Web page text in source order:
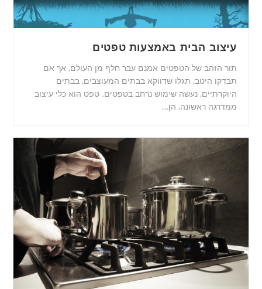
עיצוב הבית באמצעות טפטים
תור הזהב של הטפטים אמנם עבר חלף מן העולם, אך אם
תבדקו היטב, תגלו שדווקא בבתים המעוצבים, בבתים
היוקרתיים, נעשה שימוש נרחב בטפטים. טפט הוא כלי עיצוב
ממדרגה ראשונה, הן…